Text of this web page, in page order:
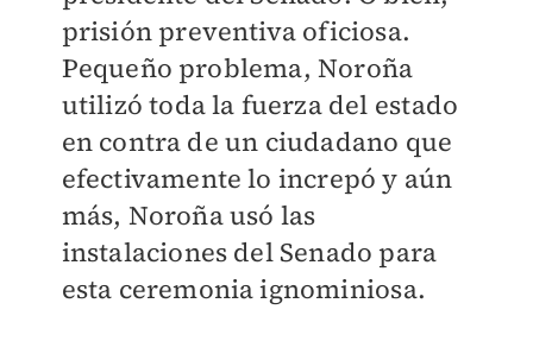
prisión preventiva oficiosa.
Pequeño problema, Noroña
utilizó toda la fuerza del estado
en contra de un ciudadano que
efectivamente lo increpó y aún
más, Noroña usó las
instalaciones del Senado para
esta ceremonia ignominiosa.